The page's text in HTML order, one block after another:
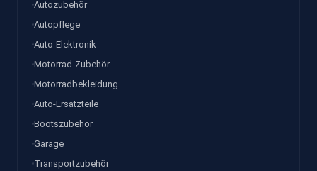
Autozubehör
Autopflege
Auto-Elektronik
Motorrad-Zubehör
Motorradbekleidung
Auto-Ersatzteile
Bootszubehör
Garage
Transportzubehör